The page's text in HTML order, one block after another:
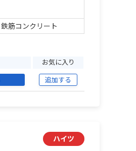
鉄筋コンクリート
お気に入り
追加する
ハイツ